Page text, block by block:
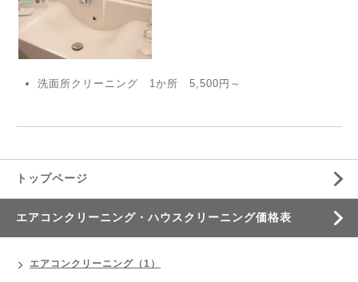
洗面所クリーニング 1か所 5,500円～
トップページ
エアコンクリーニング・ハウスクリーニング価格表
エアコンクリーニング（1）